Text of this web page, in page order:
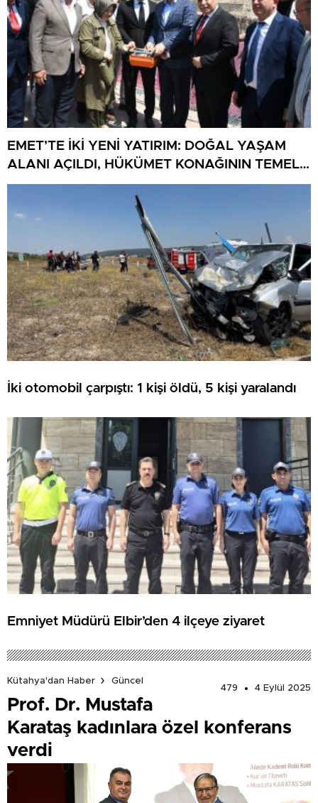
EMET’TE İKİ YENİ YATIRIM: DOĞAL YAŞAM
ALANI AÇILDI, HÜKÜMET KONAĞININ TEMELİ
ATILDI
İki otomobil çarpıştı: 1 kişi öldü, 5 kişi yaralandı
Emniyet Müdürü Elbir’den 4 ilçeye ziyaret
Kütahya'dan Haber
Güncel
479
4 Eylül 2025
Prof. Dr. Mustafa
Karataş kadınlara özel konferans
verdi